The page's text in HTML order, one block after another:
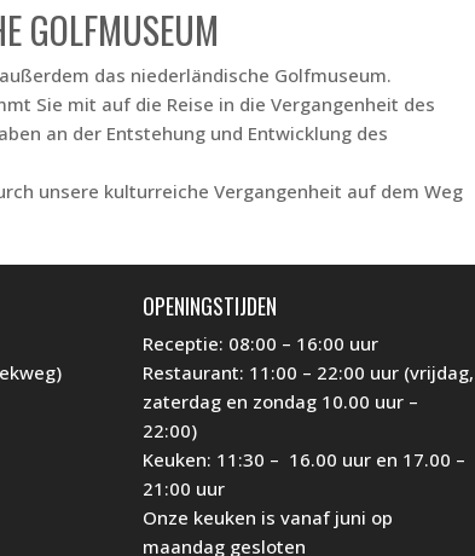
GOLFMUSEUM
das niederländische Golfmuseum.
Sie mit auf die Reise in die Vergangenheit des
an der Entstehung und Entwicklung des
unsere kulturreiche Vergangenheit auf dem Weg
OPENINGSTIJDEN
Receptie: 08:00 – 16:00 uur
Restaurant: 11:00 – 22:00 uur (vrijdag,
zaterdag en zondag 10.00 uur –
22:00)
Keuken: 11:30 – 16.00 uur en 17.00 –
21:00 uur
Onze keuken is vanaf juni op
maandag gesloten